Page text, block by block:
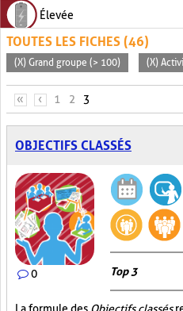
Élevée
TOUTES LES FICHES (46)
(X) Grand groupe (> 100) (X)
PAGES
« ‹ 1 2 3
OBJECTIFS CLASSÉS
0 Top 3